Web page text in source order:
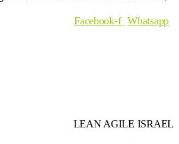
Facebook-f Whatsapp
LEAN AGILE ISRAEL